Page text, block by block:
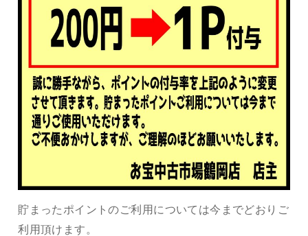
貯まったポイントのご利用については今までどおりご
利用頂けます。